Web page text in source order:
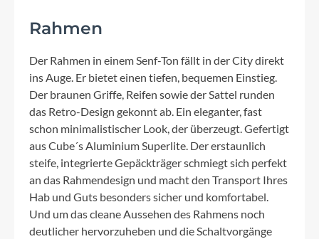
Rahmen
Der Rahmen in einem Senf-Ton fällt in der City direkt
ins Auge. Er bietet einen tiefen, bequemen Einstieg.
Der braunen Griffe, Reifen sowie der Sattel runden
das Retro-Design gekonnt ab. Ein eleganter, fast
schon minimalistischer Look, der überzeugt. Gefertigt
aus Cube´s Aluminium Superlite. Der erstaunlich
steife, integrierte Gepäckträger schmiegt sich perfekt
an das Rahmendesign und macht den Transport Ihres
Hab und Guts besonders sicher und komfortabel.
Und um das cleane Aussehen des Rahmens noch
deutlicher hervorzuheben und die Schaltvorgänge